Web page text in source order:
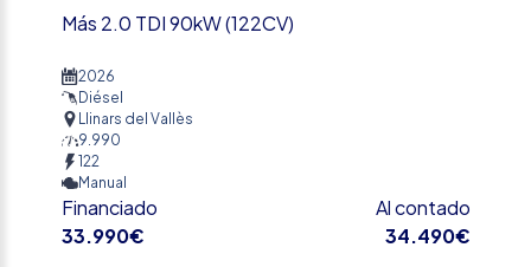
Más 2.0 TDI 90kW (122CV)
2026
Diésel
Llinars del Vallès
9.990
122
Manual
Financiado
33.990€
Al contado
34.490€